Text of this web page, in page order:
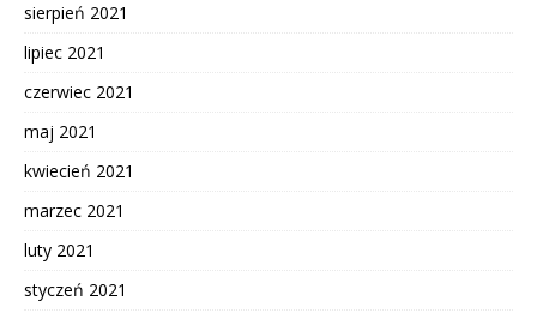
sierpień 2021
lipiec 2021
czerwiec 2021
maj 2021
kwiecień 2021
marzec 2021
luty 2021
styczeń 2021